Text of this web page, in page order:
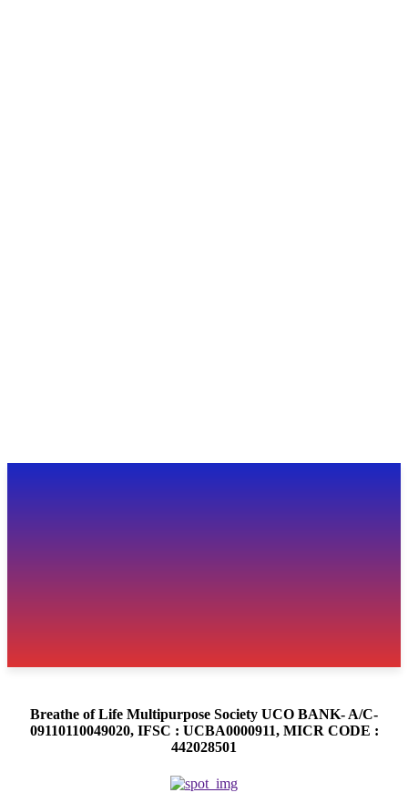
Breathe of Life Multipurpose Society UCO BANK- A/C-
09110110049020, IFSC : UCBA0000911, MICR CODE :
442028501